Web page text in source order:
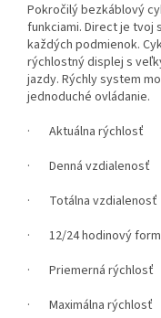
Pokročilý bezkáblový
funkciami. Direct je tvoj
každých podmienok.
rýchlostný displej s
jazdy. Rýchly system
jednoduché ovládanie.
· Aktuálna rýchlosť
· Denná vzdialenosť
· Totálna vzdialenosť
· 12/24 hodinový
· Priemerná rýchlosť
· Maximálna rýchlosť